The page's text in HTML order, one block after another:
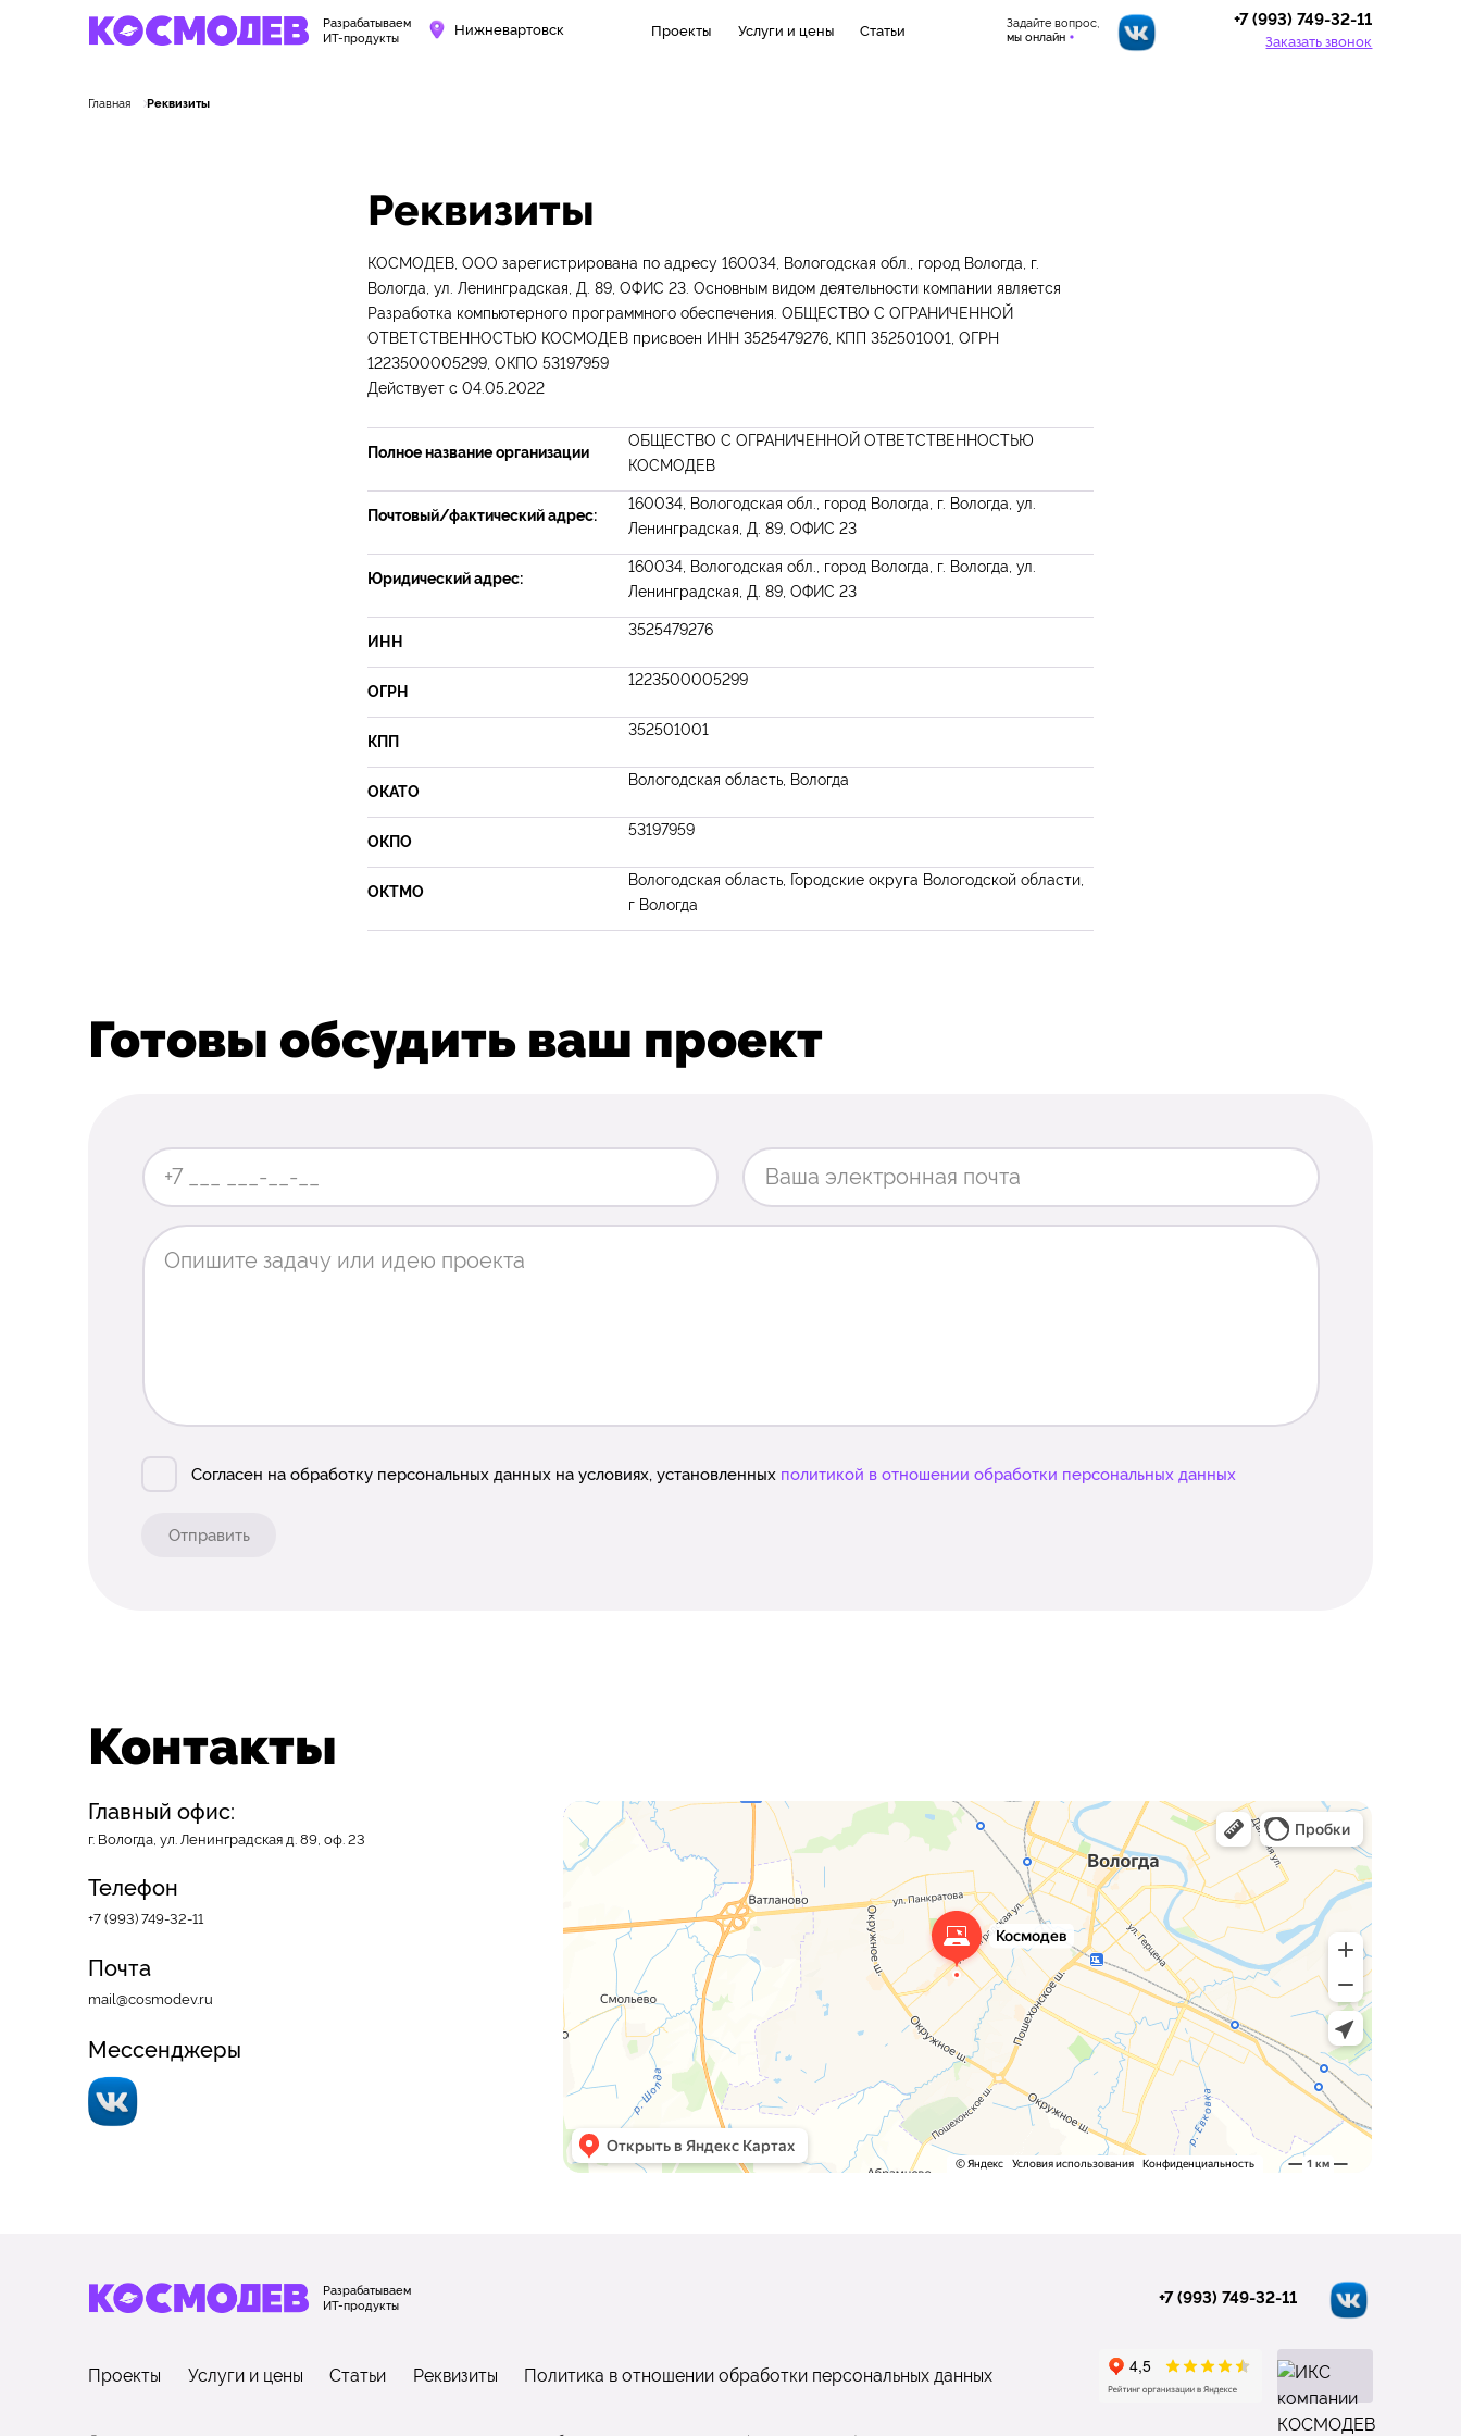
Разрабатываем
ИТ-продукты
Нижневартовск Проекты Услуги и цены Статьи
+7 (993) 749-32-11
Заказать звонок
Задайте вопрос,
мы онлайн
Главная Реквизиты
Реквизиты
КОСМОДЕВ, ООО зарегистрирована по адресу 160034, Вологодская обл., город Вологда, г.
Вологда, ул. Ленинградская, Д. 89, ОФИС 23. Основным видом деятельности компании является
Разработка компьютерного программного обеспечения. ОБЩЕСТВО С ОГРАНИЧЕННОЙ
ОТВЕТСТВЕННОСТЬЮ КОСМОДЕВ присвоен ИНН 3525479276, КПП 352501001, ОГРН
1223500005299, ОКПО 53197959
Действует с 04.05.2022
Полное название организации
ОБЩЕСТВО С ОГРАНИЧЕННОЙ ОТВЕТСТВЕННОСТЬЮ
КОСМОДЕВ
Почтовый/фактический адрес:
160034, Вологодская обл., город Вологда, г. Вологда, ул.
Ленинградская, Д. 89, ОФИС 23
Юридический адрес:
160034, Вологодская обл., город Вологда, г. Вологда, ул.
Ленинградская, Д. 89, ОФИС 23
ИНН
3525479276
ОГРН
1223500005299
КПП
352501001
ОКАТО
Вологодская область, Вологда
ОКПО
53197959
ОКТМО
Вологодская область, Городские округа Вологодской области,
г Вологда
Готовы обсудить ваш проект
Согласен на обработку персональных данных на условиях, установленных политикой в отношении обработки персональных данных
Отправить
Контакты
Главный офис:
г. Вологда, ул. Ленинградская д. 89, оф. 23
Телефон
+7 (993) 749-32-11
Почта
mail@cosmodev.ru
Мессенджеры
Разрабатываем
ИТ-продукты
+7 (993) 749-32-11
Проекты Услуги и цены Статьи Реквизиты Политика в отношении обработки персональных данных